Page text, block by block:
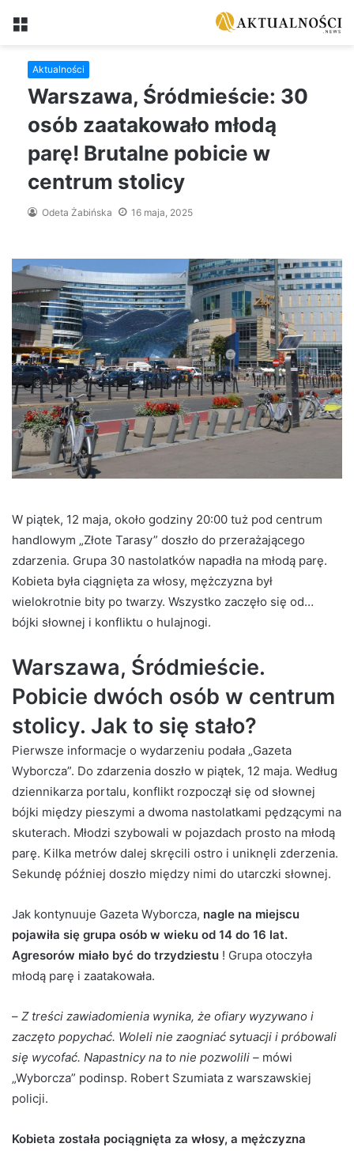
Menu
Aktualności
Warszawa, Śródmieście: 30
osób zaatakowało młodą
parę! Brutalne pobicie w
centrum stolicy
Odeta Żabińska 16 maja, 2025
W piątek, 12 maja, około godziny 20:00 tuż pod centrum
handlowym „Złote Tarasy” doszło do przerażającego
zdarzenia. Grupa 30 nastolatków napadła na młodą parę.
Kobieta była ciągnięta za włosy, mężczyzna był
wielokrotnie bity po twarzy. Wszystko zaczęło się od…
bójki słownej i konfliktu o hulajnogi.
Warszawa, Śródmieście.
Pobicie dwóch osób w centrum
stolicy. Jak to się stało?
Pierwsze informacje o wydarzeniu podała „Gazeta
Wyborcza”. Do zdarzenia doszło w piątek, 12 maja. Według
dziennikarza portalu, konflikt rozpoczął się od słownej
bójki między pieszymi a dwoma nastolatkami pędzącymi na
skuterach. Młodzi szybowali w pojazdach prosto na młodą
parę. Kilka metrów dalej skręcili ostro i uniknęli zderzenia.
Sekundę później doszło między nimi do utarczki słownej.
Jak kontynuuje Gazeta Wyborcza, nagle na miejscu
pojawiła się grupa osób w wieku od 14 do 16 lat.
Agresorów miało być do trzydziestu ! Grupa otoczyła
młodą parę i zaatakowała.
– Z treści zawiadomienia wynika, że ​​ofiary wyzywano i
zaczęto popychać. Woleli nie zaogniać sytuacji i próbowali
się wycofać. Napastnicy na to nie pozwolili – mówi
„Wyborcza” podinsp. Robert Szumiata z warszawskiej
policji.
Kobieta została pociągnięta za włosy, a mężczyzna